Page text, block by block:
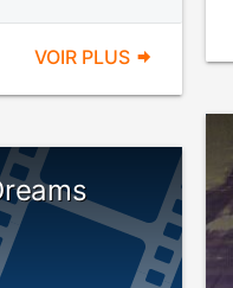
VOIR PLUS